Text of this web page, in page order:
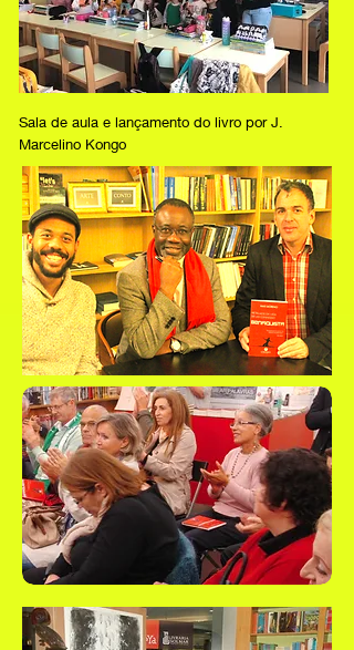
Sala de aula e lançamento do livro por J.
Marcelino Kongo